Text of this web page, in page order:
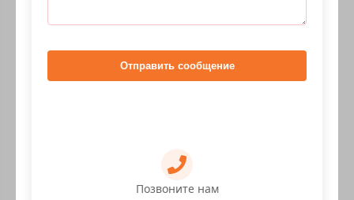
Отправить сообщение
Позвоните нам